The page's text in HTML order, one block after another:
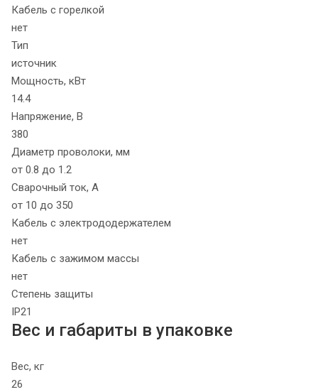
Кабель с горелкой
нет
Тип
источник
Мощность, кВт
14.4
Напряжение, В
380
Диаметр проволоки, мм
от 0.8 до 1.2
Сварочный ток, А
от 10 до 350
Кабель с электрододержателем
нет
Кабель с зажимом массы
нет
Степень защиты
IP21
Вес и габариты в упаковке
Вес, кг
26